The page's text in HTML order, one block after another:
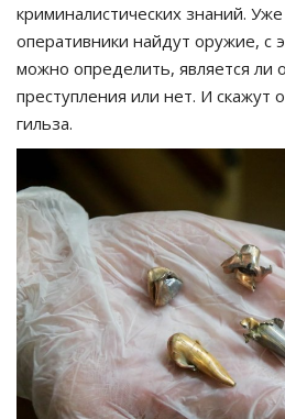
криминалистических знаний. Уже
оперативники найдут оружие, с
можно определить, является ли
преступления или нет. И скажут
гильза.